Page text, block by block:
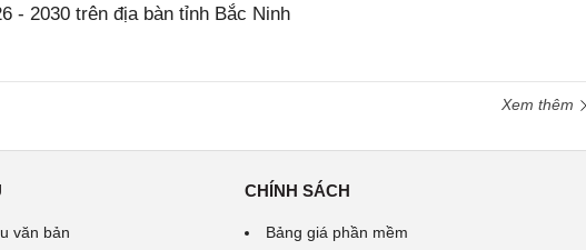
- 2030 trên địa bàn tỉnh Bắc Ninh
Xem thêm
văn bản
CHÍNH SÁCH
Bảng giá phần mềm